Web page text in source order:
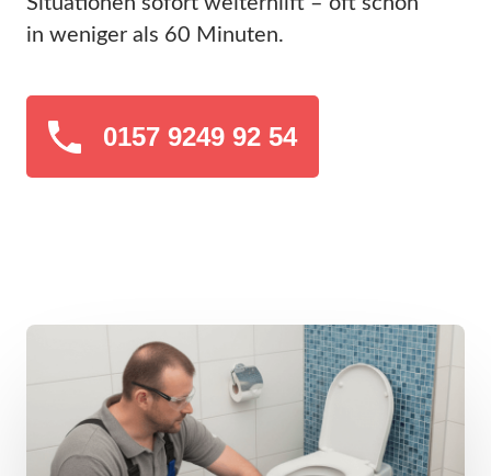
in weniger als 60 Minuten.
0157 9249 92 54